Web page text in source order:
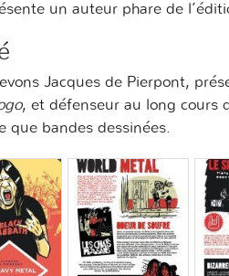
un auteur phare de
Jacques de Pierpont,
, et défenseur au long cours
que bandes dessinées.